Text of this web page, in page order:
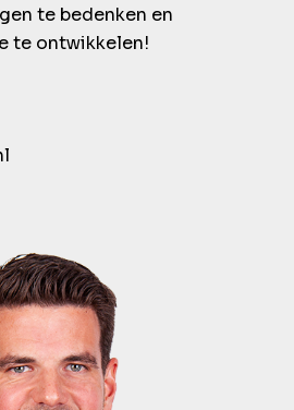
te bedenken en
te ontwikkelen!